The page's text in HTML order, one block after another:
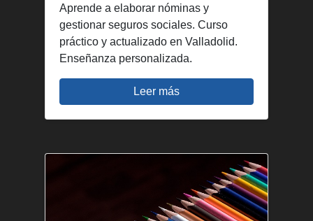
Aprende a elaborar nóminas y
gestionar seguros sociales. Curso
práctico y actualizado en Valladolid.
Enseñanza personalizada.
Leer más